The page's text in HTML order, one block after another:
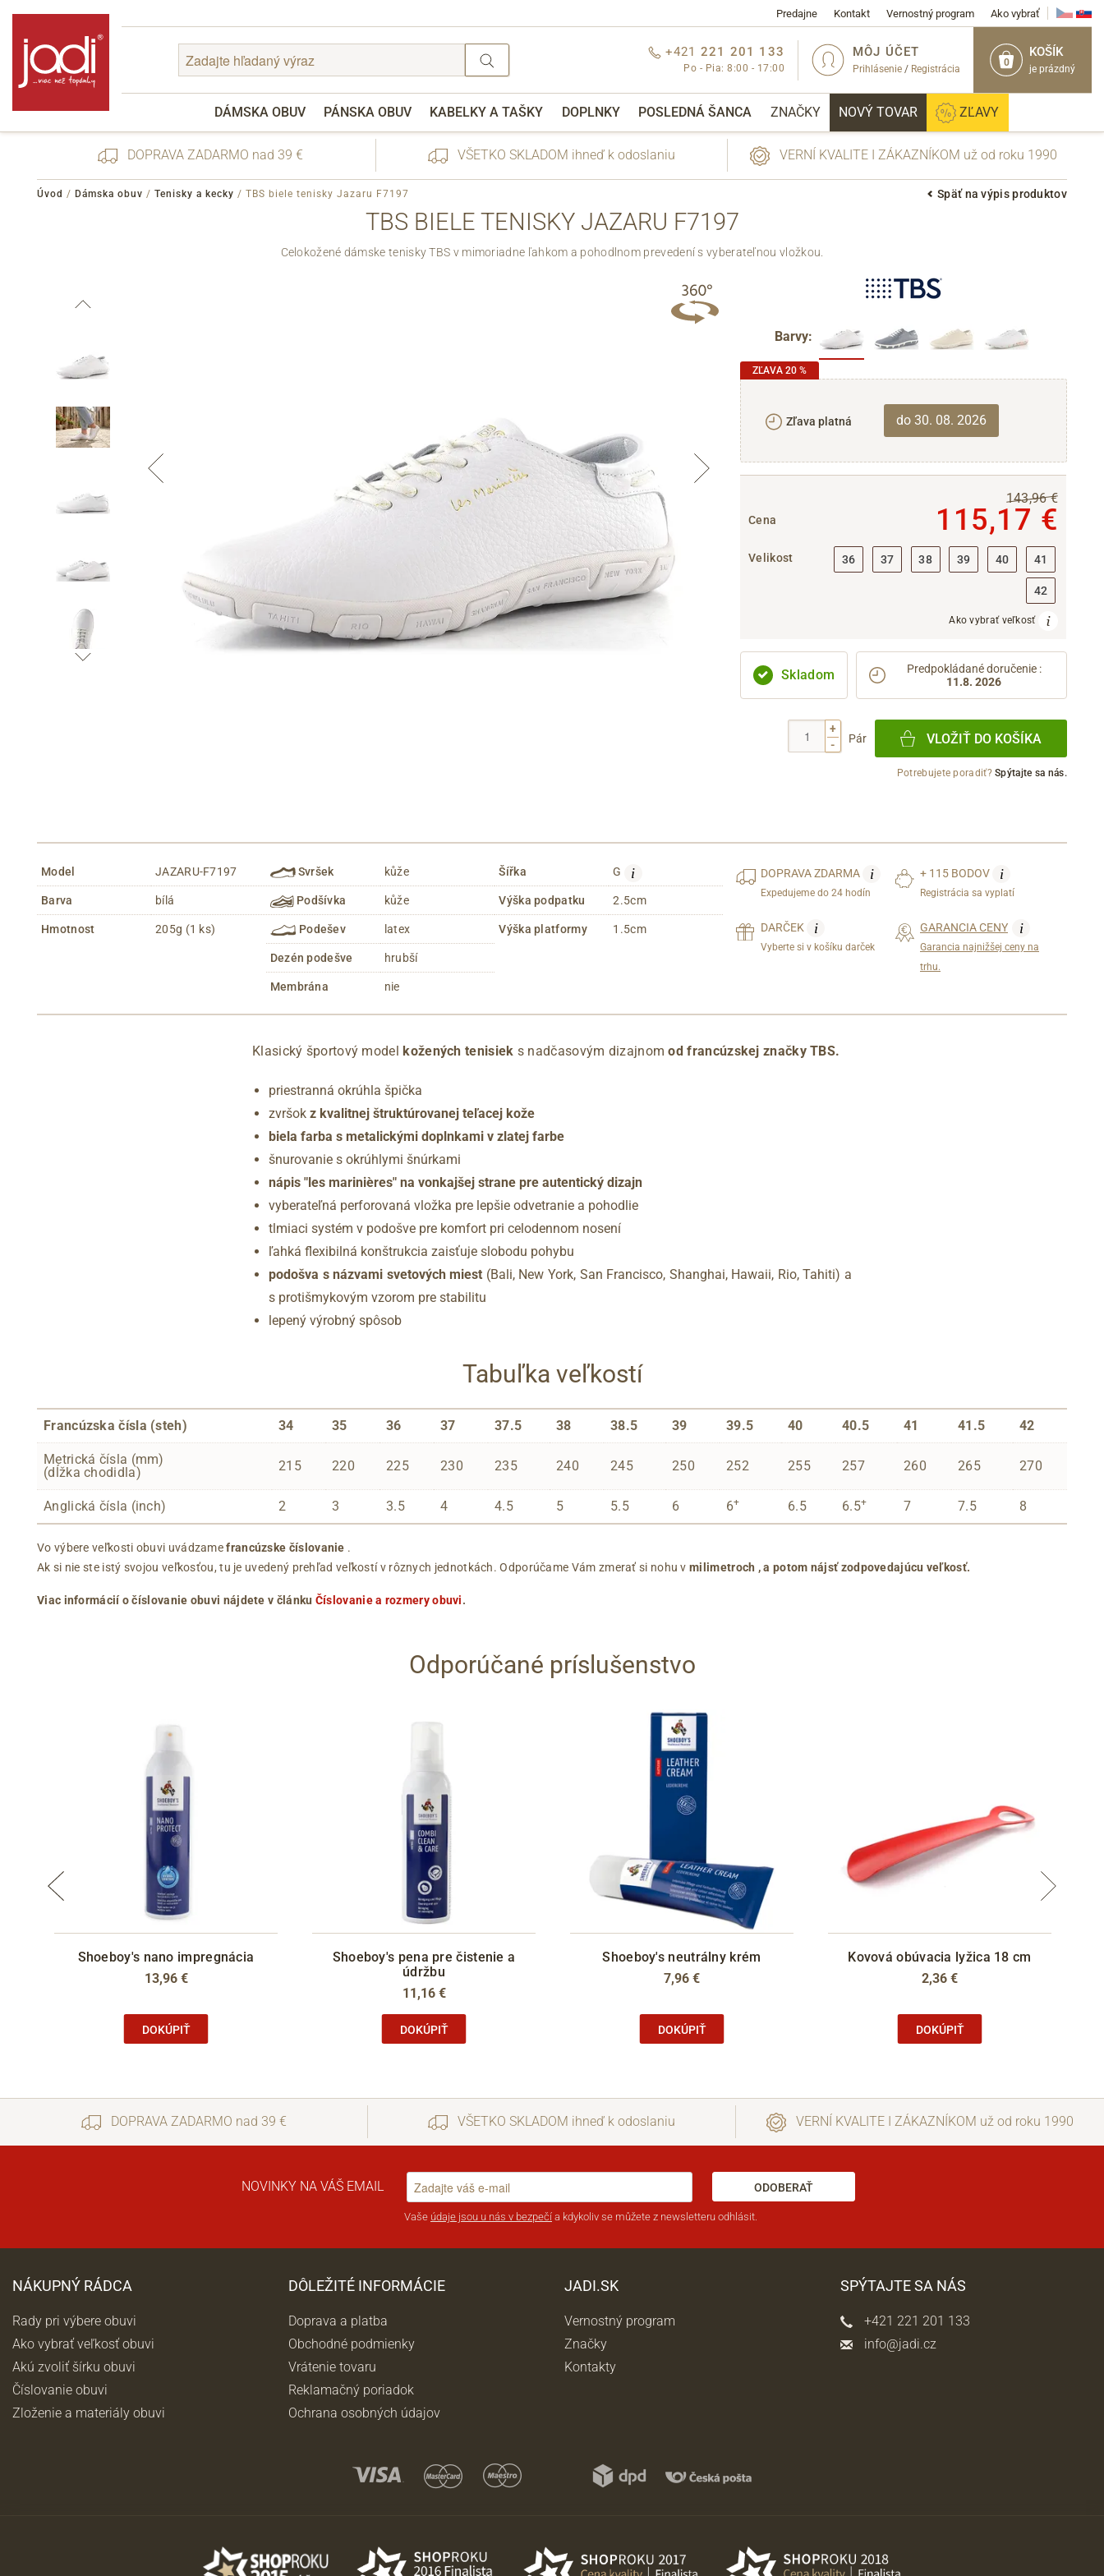
Predajne Kontakt Vernostný program Ako vybrať
0
KOŠÍK
je prázdný
MÔJ ÚČET
Prihlásenie / Registrácia
+421 221 201 133
Po - Pia: 8:00 - 17:00
DÁMSKA OBUV PÁNSKA OBUV KABELKY A TAŠKY DOPLNKY POSLEDNÁ ŠANCA ZNAČKY NOVÝ TOVAR ZĽAVY
DOPRAVA ZADARMO nad 39 € VŠETKO SKLADOM ihneď k odoslaniu VERNÍ KVALITE I ZÁKAZNÍKOM už od roku 1990
Späť na výpis produktov
Úvod / Dámska obuv / Tenisky a kecky / TBS biele tenisky Jazaru F7197
TBS BIELE TENISKY JAZARU F7197
Celokožené dámske tenisky TBS v mimoriadne ľahkom a pohodlnom prevedení s vyberateľnou vložkou.
Barvy:
ZĽAVA 20 %
Zľava platná do 30. 08. 2026
Cena
143,96 €
115,17 €
Velikost 36 37 38 39 40 41
42
Ako vybrať veľkosť
Skladom Predpokládané doručenie :
11.8. 2026
+
-
Pár VLOŽIŤ DO KOŠÍKA
Potrebujete poradiť?Spýtajte sa nás.
Model JAZARU-F7197
Barva bílá
Hmotnost 205g (1 ks)
Svršek kůže
Podšívka kůže
Podešev latex
Dezén podešve hrubší
Membrána nie
Šířka G i
Výška podpatku 2.5cm
Výška platformy 1.5cm
DOPRAVAZDARMA i
Expedujeme do 24 hodín
+ 115 BODOV i
Registrácia sa vyplatí
DARČEK i
Vyberte si v košíku darček
GARANCIA CENY i
Garancia najnižšej ceny na
trhu.
Klasický športový model kožených tenisiek s nadčasovým dizajnomod francúzskej značky TBS.
priestranná okrúhla špička
zvršok z kvalitnej štruktúrovanej teľacej kože
biela farba s metalickými doplnkami v zlatej farbe
šnurovanie s okrúhlymi šnúrkami
nápis "les marinières" na vonkajšej strane pre autentický dizajn
vyberateľná perforovaná vložka pre lepšie odvetranie a pohodlie
tlmiaci systém v podošve pre komfort pri celodennom nosení
ľahká flexibilná konštrukcia zaisťuje slobodu pohybu
podošva s názvami svetových miest (Bali, New York, San Francisco, Shanghai, Hawaii, Rio, Tahiti) a
s protišmykovým vzorom pre stabilitu
lepený výrobný spôsob
Tabuľka veľkostí
Francúzska čísla (steh) 34 35 36 37 37.5 38 38.5 39 39.5 40 40.5 41 41.5 42
Metrická čísla (mm)
(dĺžka chodidla)
215 220 225 230 235 240 245 250 252 255 257 260 265 270
Anglická čísla (inch) 2 3 3.5 4 4.5 5 5.5 6 6+ 6.5 6.5+ 7 7.5 8
Vo výbere veľkosti obuvi uvádzamefrancúzske číslovanie .
Ak si nie ste istý svojou veľkosťou, tu je uvedený prehľad veľkostí v rôznych jednotkách. Odporúčame Vám zmerať si nohu vmilimetroch , a potom nájsť zodpovedajúcu veľkosť.
Viac informácií o číslovanie obuvi nájdete v článku Číslovanie a rozmery obuvi.
Odporúčané príslušenstvo
Shoeboy's nano impregnácia
13,96 €
DOKÚPIŤ
Shoeboy's pena pre čistenie a
údržbu
11,16 €
DOKÚPIŤ
Shoeboy's neutrálny krém
7,96 €
DOKÚPIŤ
Kovová obúvacia lyžica 18 cm
2,36 €
DOKÚPIŤ
DOPRAVA ZADARMO nad 39 € VŠETKO SKLADOM ihneď k odoslaniu VERNÍ KVALITE I ZÁKAZNÍKOM už od roku 1990
NOVINKY NA VÁŠ EMAIL ODOBERAŤ
Vaše údaje jsou u nás v bezpečí a kdykoliv se můžete z newsletteru odhlásit.
NÁKUPNÝ RÁDCA
Rady pri výbere obuvi
Ako vybrať veľkosť obuvi
Akú zvoliť šírku obuvi
Číslovanie obuvi
Zloženie a materiály obuvi
DÔLEŽITÉ INFORMÁCIE
Doprava a platba
Obchodné podmienky
Vrátenie tovaru
Reklamačný poriadok
Ochrana osobných údajov
JADI.SK
Vernostný program
Značky
Kontakty
SPÝTAJTE SA NÁS
+421 221 201 133
info@jadi.cz